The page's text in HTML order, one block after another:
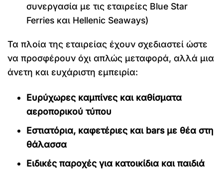
συνεργασία με τις εταιρείες Blue Star
Ferries και Hellenic Seaways)
Τα πλοία της εταιρείας έχουν σχεδιαστεί ώστε
να προσφέρουν όχι απλώς μεταφορά, αλλά μια
άνετη και ευχάριστη εμπειρία:
Ευρύχωρες καμπίνες και καθίσματα
αεροπορικού τύπου
Εστιατόρια, καφετέριες και bars με θέα στη
θάλασσα
Ειδικές παροχές για κατοικίδια και παιδιά